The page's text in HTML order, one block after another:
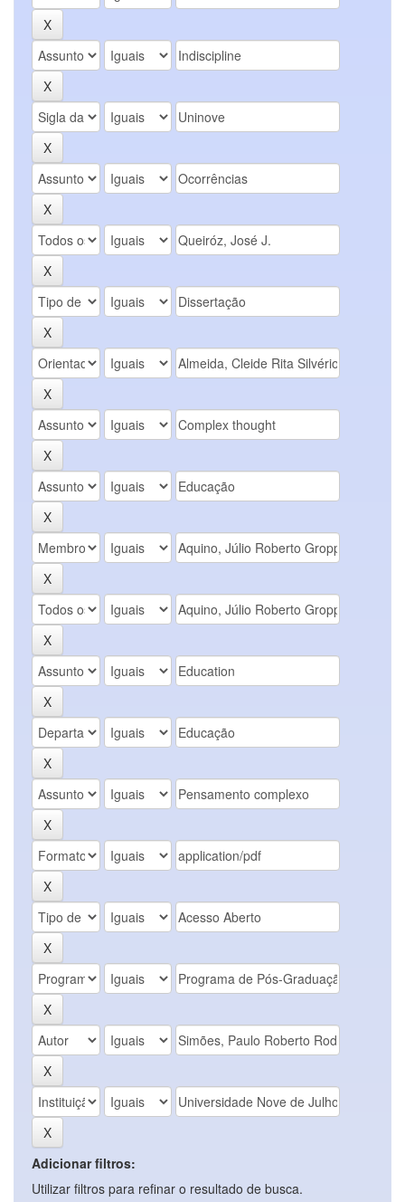
Adicionar filtros:
Utilizar filtros para refinar o resultado de busca.